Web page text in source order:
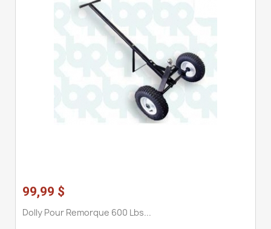
99,99 $
Dolly Pour Remorque 600 Lbs...